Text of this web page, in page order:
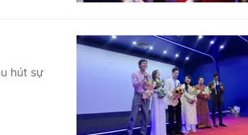
hút sự